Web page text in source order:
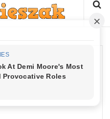
Na
Się Smok